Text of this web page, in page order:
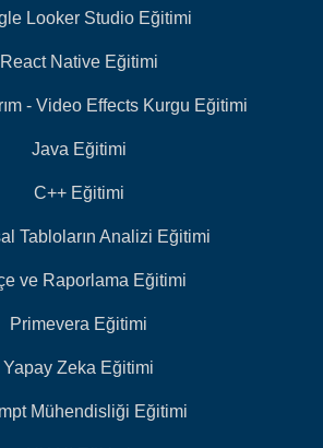
Looker Studio Eğitimi
React Native Eğitimi
- Video Effects Kurgu Eğitimi
Java Eğitimi
C++ Eğitimi
Tabloların Analizi Eğitimi
ve Raporlama Eğitimi
Primevera Eğitimi
Yapay Zeka Eğitimi
Mühendisliği Eğitimi